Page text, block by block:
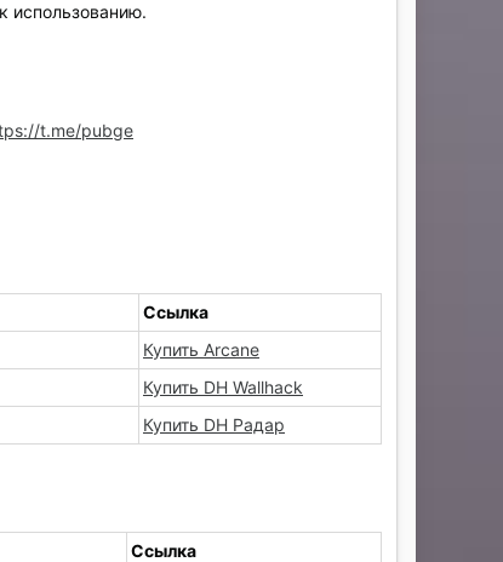
использованию.
t.me/pubge
Ссылка
Купить Arcane
Купить DH Wallhack
Купить DH Радар
Ссылка